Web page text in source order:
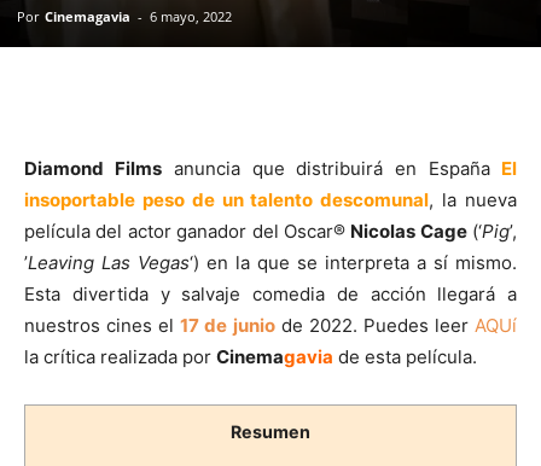
Por Cinemagavia - 6 mayo, 2022
Diamond Filmsanuncia que distribuirá en España El
insoportable peso de un talento descomunal, la nueva
película del actor ganador del Oscar® Nicolas Cage(‘Pig’,
’Leaving Las Vegas‘) en la que se interpreta a sí mismo.
Esta divertida y salvaje comedia de acción llegará a
nuestros cines el 17 de juniode 2022. Puedes leerAQUí
la crítica realizada por Cinemagavia de esta película.
Resumen